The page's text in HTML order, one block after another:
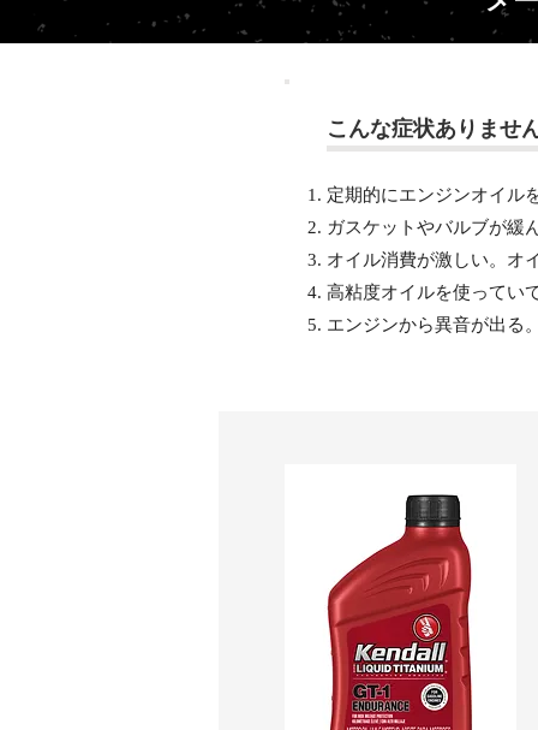
こんな症状ありませ
定期的にエンジンオイル
ガスケットやバルブが緩
オイル消費が激しい。オ
高粘度オイルを使ってい
エンジンから異音が出る